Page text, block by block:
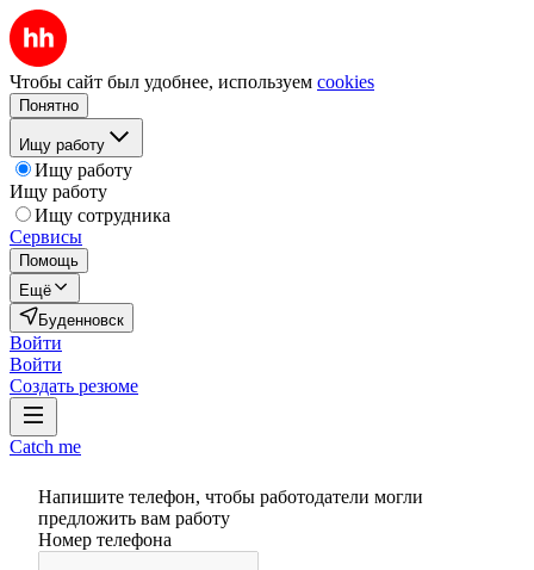
Чтобы сайт был удобнее, используем cookies
Понятно
Ищу работу
Ищу работу
Ищу работу
Ищу сотрудника
Сервисы
Помощь
Ещё
Буденновск
Войти
Войти
Создать резюме
Catch me
Напишите телефон, чтобы работодатели могли
предложить вам работу
Номер телефона